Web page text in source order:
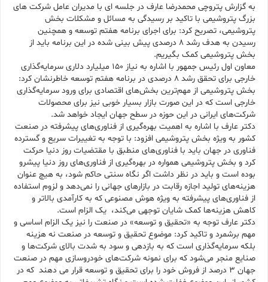
به گزارش پتروچی محمدرضا عارف در جلسه­ ای با مدیران عامل شرکت های
بزرگ پتروشیمی با تاکید بر رسیدگی به مسائل و مشکلات بخش
پتروشیمی، تصریح کرد: برای اجرای برنامه هفتم توسعه و همچنین
رسیدن به هدف رشد ۸ درصدی پیش بینی شده در این برنامه باید از
بخش پتروشیمی کمک بگیریم.
معاون اول رئیس جمهور با اشاره به نیاز ۱۵۰ میلیارد دلاری سرمایه‌گذاری
خارجی برای تحقق رشد ۸ درصدی در برنامه هفتم توسعه خاطرنشان کرد:
بخش پتروشیمی از مهم‌ترین بخش‌های اقتصادی برای ورود سرمایه‌گذاری
خارجی است که در این صورت بازار بسیار خوبی نیز برای محصولات
شرکت‌های ایرانی در این حوزه در سطح جهان ایجاد خواهد شد.
دکتر عارف با اشاره به اهمیت بهره‌گیری از فناوری‌های پیشرفته در صنعت
کشور به ویژه بخش پتروشیمی افزود: با توجه به تغییرات سریع و گسترده
فناوری در جهان باید با فناوری‌های منطبق با مقتضیات روز دنیا حرکت
کرد و بخش پتروشیمی همواره در بهره‌گیری از فناوری‌های روز دنیا پیشرو
بوده است و باید در نظر داشت اگر نگاه سنتی حاکم شود، به هیچ عنوان
هزینه‌های تولید اجازه رقابت در بازارهای جهانی را نمی‌دهد و لزوم استفاده
از فناوری‌های پیشرفته به ویژه هوش مصنوعی که به کارآمدی بالاتر و
کاهش هزینه‌ها کمک شایان توجهی می‌کند، یک الزام است.
دکتر عارف توجه به «تحقیق و توسعه» در صنعت را نیز یک الزام اساسی و
مهم برشمرد و تاکید کرد: موضوع تحقیق و توسعه در صنعت نه هزینه
بلکه سرمایه‌گذاری است که به بازدهی و سود به شدت بالای شرکت‌ها و
صنایع منجر می‌شود که برای نمونه شرکت‌های خودروسازی مهم در صنعت
جهان ۳ درصد از فروش خود را برای تحقیق و توسعه قرار می­ دهند که در